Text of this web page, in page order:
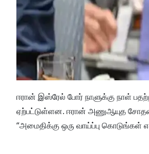
ஈரான் இஸ்ரேல் போர் நாளுக்கு நாள்
ஏற்பட்டுள்ளன. ஈரான் அணுஆயுத
“அமைதிக்கு ஒரு வாய்ப்பு